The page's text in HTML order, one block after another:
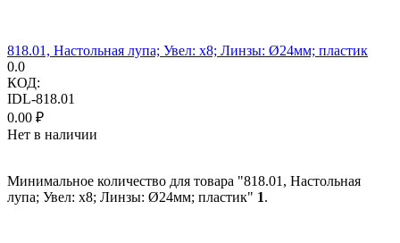
818.01, Настольная лупа; Увел: x8; Линзы: Ø24мм; пластик
0.0
КОД:
IDL-818.01
0.00 ₽
Нет в наличии
Минимальное количество для товара "818.01, Настольная
лупа; Увел: x8; Линзы: Ø24мм; пластик" 1.